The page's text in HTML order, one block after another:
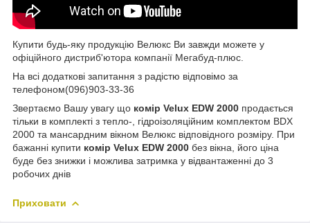
Купити будь-яку продукцію Велюкс Ви завжди можете у
офіційного дистриб'ютора компанії Мегабуд-плюс.
На всі додаткові запитання з радістю відповімо за
телефоном(096)903-33-36
Звертаємо Вашу увагу що комір Velux EDW 2000 продається
тільки в комплекті з тепло-, гідроізоляційним комплектом BDX
2000 та мансардним вікном Велюкс відповідного розміру. При
бажанні купити комір Velux EDW 2000 без вікна, його ціна
буде без знижки і можлива затримка у відвантаженні до 3
робочих днів
Приховати